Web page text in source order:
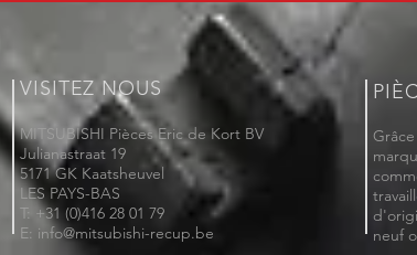
VISITEZ NOUS
MITSUBISHI Pièces Eric de Kort BV
Julianastraat 19
5171 GK Kaatsheuvel
LES PAYS-BAS
T: +31 (0)416 28 01 79
E: info@mitsubishi-recup.be
neuf